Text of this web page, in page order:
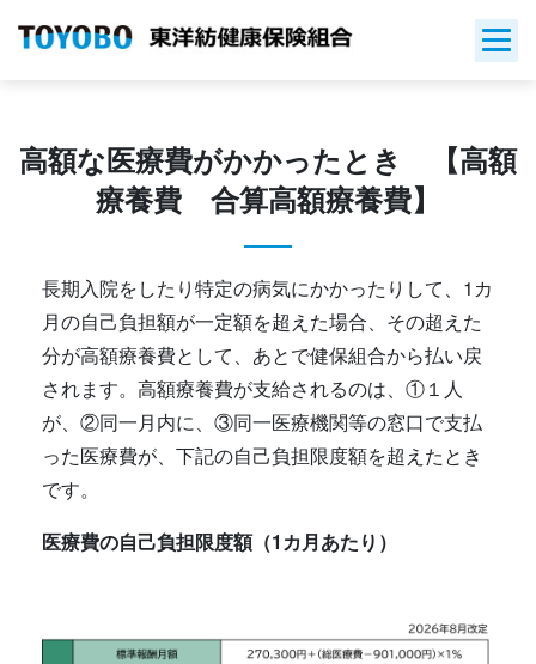
高額な医療費がかかったとき 【高額
療養費 合算高額療養費】
長期入院をしたり特定の病気にかかったりして、1カ
月の自己負担額が一定額を超えた場合、その超えた
分が高額療養費として、あとで健保組合から払い戻
されます。高額療養費が支給されるのは、①１人
が、②同一月内に、③同一医療機関等の窓口で支払
った医療費が、下記の自己負担限度額を超えたとき
です。
医療費の自己負担限度額（1カ月あたり）